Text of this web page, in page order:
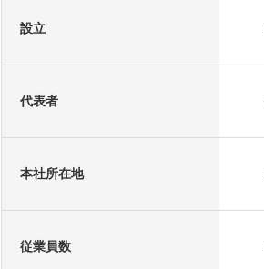
設立
代表者
本社所在地
従業員数